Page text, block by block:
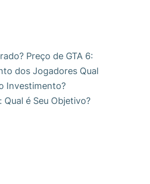
Preço de GTA 6:
dos Jogadores Qual
Investimento?
é Seu Objetivo?